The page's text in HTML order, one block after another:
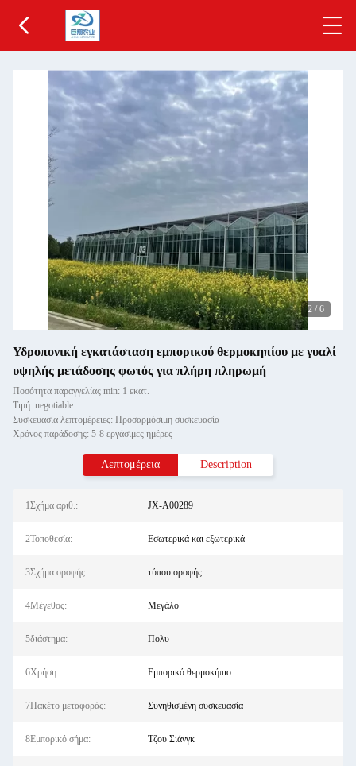
2 / 6
Υδροπονική εγκατάσταση εμπορικού θερμοκηπίου με γυαλί
υψηλής μετάδοσης φωτός για πλήρη πληρωμή
Ποσότητα παραγγελίας min: 1 εκατ.
Τιμή: negotiable
Συσκευασία λεπτομέρειες: Προσαρμόσιμη συσκευασία
Χρόνος παράδοσης: 5-8 εργάσιμες ημέρες
Λεπτομέρεια Description
1Σχήμα αριθ.: JX-A00289
2Τοποθεσία: Εσωτερικά και εξωτερικά
3Σχήμα οροφής: τύπου οροφής
4Μέγεθος: Μεγάλο
5διάστημα: Πολυ
6Χρήση: Εμπορικό θερμοκήπιο
7Πακέτο μεταφοράς: Συνηθισμένη συσκευασία
8Εμπορικό σήμα: Τζου Σιάνγκ